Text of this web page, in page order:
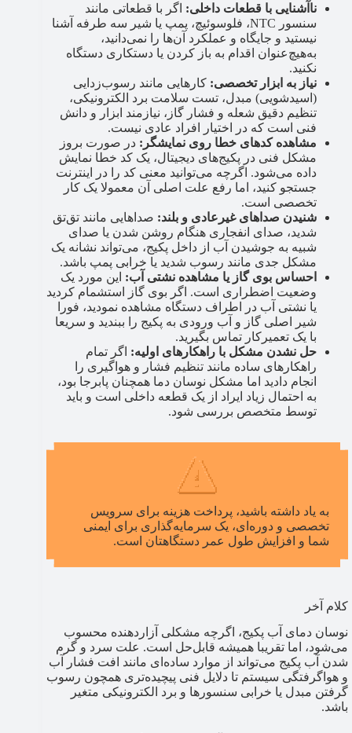
ناآشنایی با قطعات داخلی: اگر با قطعاتی مانند
سنسور NTC، فلوسوئیچ، پمپ یا شیر سه طرفه آشنا
نیستید و جایگاه و عملکرد آن‌ها را نمی‌دانید،
به‌هیچ‌عنوان اقدام به باز کردن یا دستکاری دستگاه
نکنید.
نیاز به ابزار تخصصی: کارهایی مانند رسوب‌زدایی
(اسیدشویی) مبدل، تست سلامت برد الکترونیکی،
تنظیم دقیق شعله و فشار گاز، نیازمند ابزار و دانش
فنی است که در اختیار افراد عادی نیست.
مشاهده کدهای خطا روی نمایشگر: در صورت بروز
مشکل فنی در پکیج‌های دیجیتال، یک کد خطا نمایش
داده می‌شود. اگرچه می‌توانید معنی کد را در اینترنت
جستجو کنید، اما رفع علت اصلی آن معمولا یک کار
تخصصی است.
شنیدن صداهای غیرعادی و بلند: صداهایی مانند تق‌تق
شدید، صدای انفجاری هنگام روشن شدن یا صدای
شبیه به جوشیدن آب از داخل پکیج، می‌تواند نشانه یک
مشکل جدی مانند رسوب شدید یا خرابی پمپ باشد.
احساس بوی گاز یا مشاهده نشتی آب: این مورد یک
وضعیت اضطراری است. اگر بوی گاز استشمام کردید
یا نشتی آب در اطراف دستگاه مشاهده نمودید، فورا
شیر اصلی گاز و آب ورودی به پکیج را ببندید و سریعا
با یک تعمیرکار تماس بگیرید.
حل نشدن مشکل با راهکارهای اولیه: اگر تمام
راهکارهای ساده مانند تنظیم فشار و هواگیری را
انجام دادید اما مشکل نوسان دما همچنان پابرجا بود،
به احتمال زیاد ایراد از یک قطعه داخلی است و باید
توسط متخصص بررسی شود.
به یاد داشته باشید، پرداخت هزینه برای سرویس
تخصصی و دوره‌ای، یک سرمایه‌گذاری برای ایمنی
شما و افزایش طول عمر دستگاهتان است.
کلام آخر
نوسان دمای آب پکیج، اگرچه مشکلی آزاردهنده محسوب
می‌شود، اما تقریبا همیشه قابل‌حل است. علت سرد و گرم
شدن آب پکیج می‌تواند از موارد ساده‌ای مانند افت فشار آب
و هواگرفتگی سیستم تا دلایل فنی پیچیده‌تری همچون رسوب
گرفتن مبدل یا خرابی سنسورها و برد الکترونیکی متغیر
باشد.